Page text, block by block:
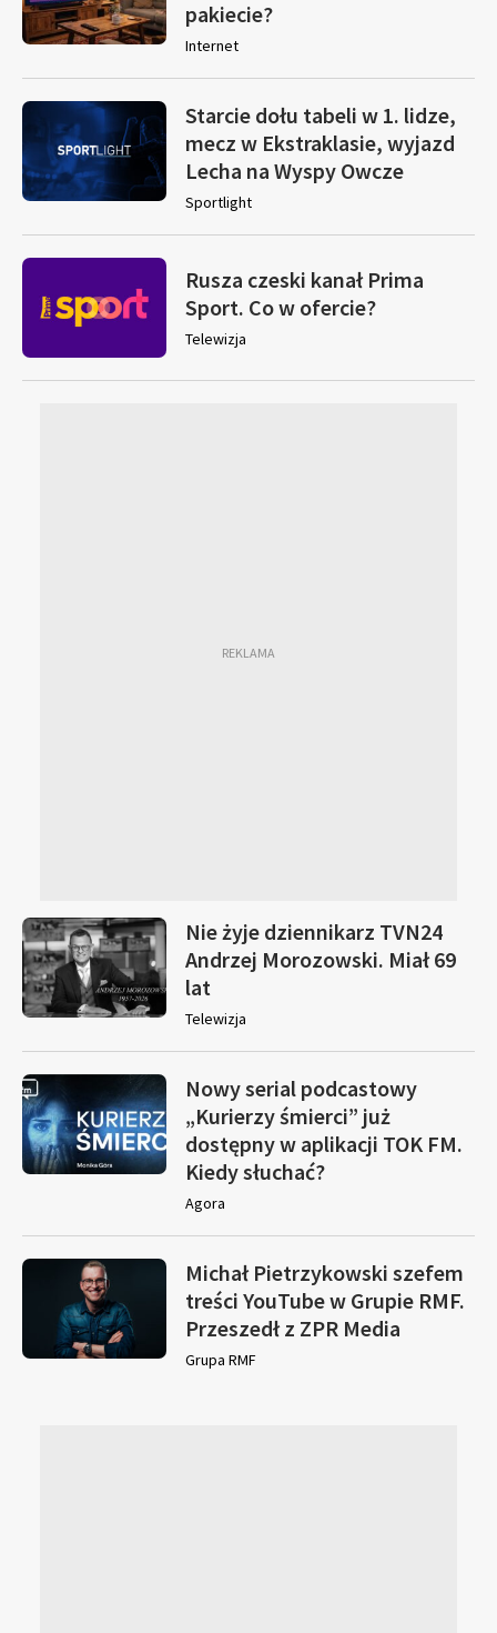
pakiecie?
Internet
Starcie dołu tabeli w 1. lidze,
mecz w Ekstraklasie, wyjazd
Lecha na Wyspy Owcze
Sportlight
Rusza czeski kanał Prima
Sport. Co w ofercie?
Telewizja
Nie żyje dziennikarz TVN24
Andrzej Morozowski. Miał 69
lat
Telewizja
Nowy serial podcastowy
„Kurierzy śmierci” już
dostępny w aplikacji TOK FM.
Kiedy słuchać?
Agora
Michał Pietrzykowski szefem
treści YouTube w Grupie RMF.
Przeszedł z ZPR Media
Grupa RMF